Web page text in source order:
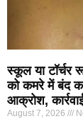
स्कूल या टॉर्चर
को कमरे में बंद
आक्रोश,
August 7, 2026